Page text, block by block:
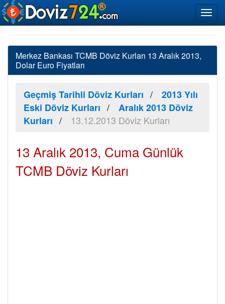
Merkez Bankası TCMB Döviz Kurları 13 Aralık 2013,
Dolar Euro Fiyatları
Geçmiş Tarihli Döviz Kurları
2013 Yılı
Eski Döviz Kurları
Aralık 2013 Döviz
Kurları
13.12.2013 Döviz Kurları
13 Aralık 2013, Cuma Günlük
TCMB Döviz Kurları